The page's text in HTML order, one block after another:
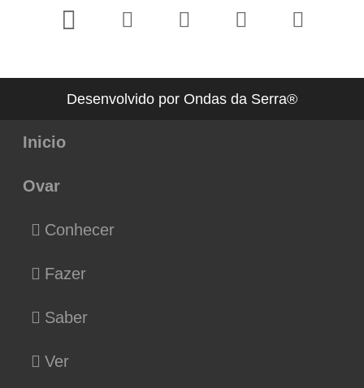
Desenvolvido por Ondas da Serra®
Inicio
Ovar
Conhecer
Fazer
Saber
Ver